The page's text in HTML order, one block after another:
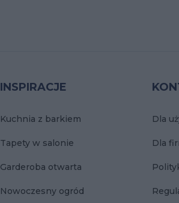
INSPIRACJE
Kuchnia z barkiem
Tapety w salonie
Garderoba otwarta
Nowoczesny ogród
Dla
Dla